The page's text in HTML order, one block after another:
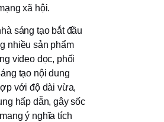
xã hội.
sáng tạo bắt đầu
nhiều sản phẩm
video dọc, phối
tạo nội dung
với độ dài vừa,
hấp dẫn, gây sốc
ý nghĩa tích